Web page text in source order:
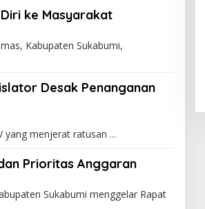
ke Masyarakat
Kabupaten Sukabumi,
Desak Penanganan
yang menjerat ratusan
Prioritas Anggaran
Sukabumi menggelar Rapat